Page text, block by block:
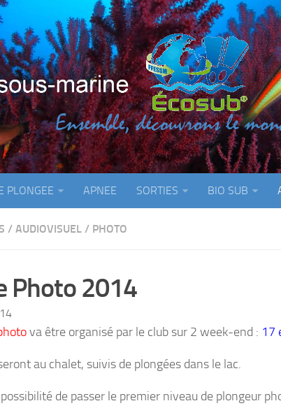
PLONGEE APNEE SORTIES BIO SUB
/ AUDIOVISUEL / PHOTO
Photo 2014
va être organisé par le club sur 2 week-end : 17
au chalet, suivis de plongées dans le lac.
de passer le premier niveau de plongeur